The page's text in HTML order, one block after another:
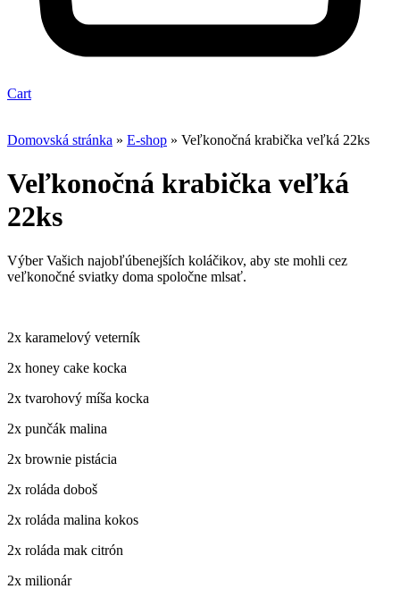
Cart
Domovská stránka » E-shop » Veľkonočná krabička veľká 22ks
Veľkonočná krabička veľká
22ks
Výber Vašich najobľúbenejších koláčikov, aby ste mohli cez
veľkonočné sviatky doma spoločne mlsať.
2x karamelový veterník
2x honey cake kocka
2x tvarohový míša kocka
2x punčák malina
2x brownie pistácia
2x roláda doboš
2x roláda malina kokos
2x roláda mak citrón
2x milionár